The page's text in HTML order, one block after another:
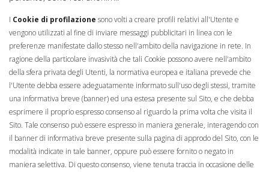
I Cookie di profilazione sono volti a creare profili relativi all'Utente e
vengono utilizzati al fine di inviare messaggi pubblicitari in linea con le
preferenze manifestate dallo stesso nell'ambito della navigazione in rete. In
ragione della particolare invasività che tali Cookie possono avere nell'ambito
della sfera privata degli Utenti, la normativa europea e italiana prevede che
l'Utente debba essere adeguatamente informato sull'uso degli stessi, tramite
una informativa breve (banner) ed una estesa presente sul Sito, e che debba
esprimere il proprio espresso consenso al riguardo la prima volta che visita il
Sito. Tale consenso può essere espresso in maniera generale, interagendo con
il banner di informativa breve presente sulla pagina di approdo del Sito, con le
modalità indicate in tale banner, oppure può essere fornito o negato in
maniera selettiva. Di questo consenso, viene tenuta traccia in occasione delle